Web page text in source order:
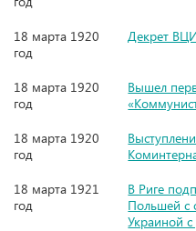
18 марта 1920
год
Декрет
18 марта 1920
год
Вышел
18 марта 1920
год
18 марта 1921
год
В Риге
Польшей с
Украиной